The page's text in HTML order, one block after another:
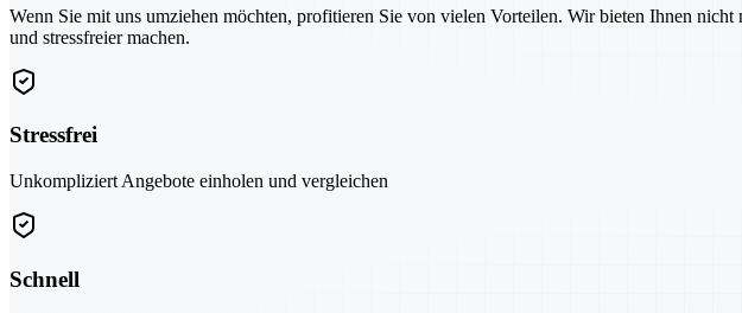
Wenn Sie mit uns umziehen möchten, profitieren Sie von vielen Vorteilen. Wir bieten Ihnen
und stressfreier machen.
Stressfrei
Unkompliziert Angebote einholen und vergleichen
Schnell